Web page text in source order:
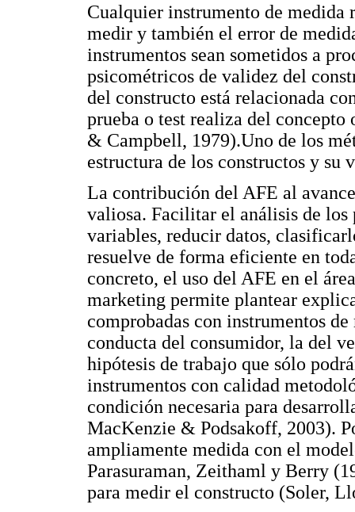
Cualquier instrumento de medida
medir y también el error de
instrumentos sean sometidos a
psicométricos de validez del
del constructo está relacionada
prueba o test realiza del
& Campbell, 1979).Uno de los
estructura de los constructos y
La contribución del AFE al
valiosa. Facilitar el análisis de los
variables, reducir datos,
resuelve de forma eficiente en
concreto, el uso del AFE en el
marketing permite plantear
comprobadas con instrumentos
conducta del consumidor, la del
hipótesis de trabajo que sólo
instrumentos con calidad
condición necesaria para
MacKenzie & Podsakoff, 2003).
ampliamente medida con el
Parasuraman, Zeithaml y Berry
para medir el constructo (Soler,